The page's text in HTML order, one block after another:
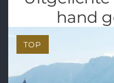
hand
TOP